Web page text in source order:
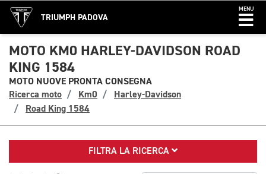
TRIUMPH PADOVA
MENU
MOTO KM0 HARLEY-DAVIDSON ROAD
KING 1584
MOTO NUOVE PRONTA CONSEGNA
Ricerca moto
Km0
Harley-Davidson
Road King 1584
FILTRA LA RICERCA